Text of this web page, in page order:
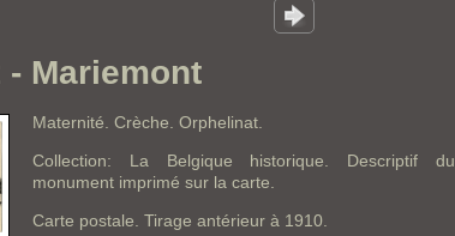
- Mariemont
Maternité. Crèche. Orphelinat.
Collection: La Belgique historique. Descriptif du
monument imprimé sur la carte.
Carte postale. Tirage antérieur à 1910.